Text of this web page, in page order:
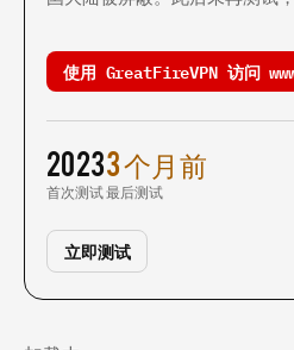
使用 GreatFireVPN 访问
2023
首次测试
3 个月前
最后测试
立即测试